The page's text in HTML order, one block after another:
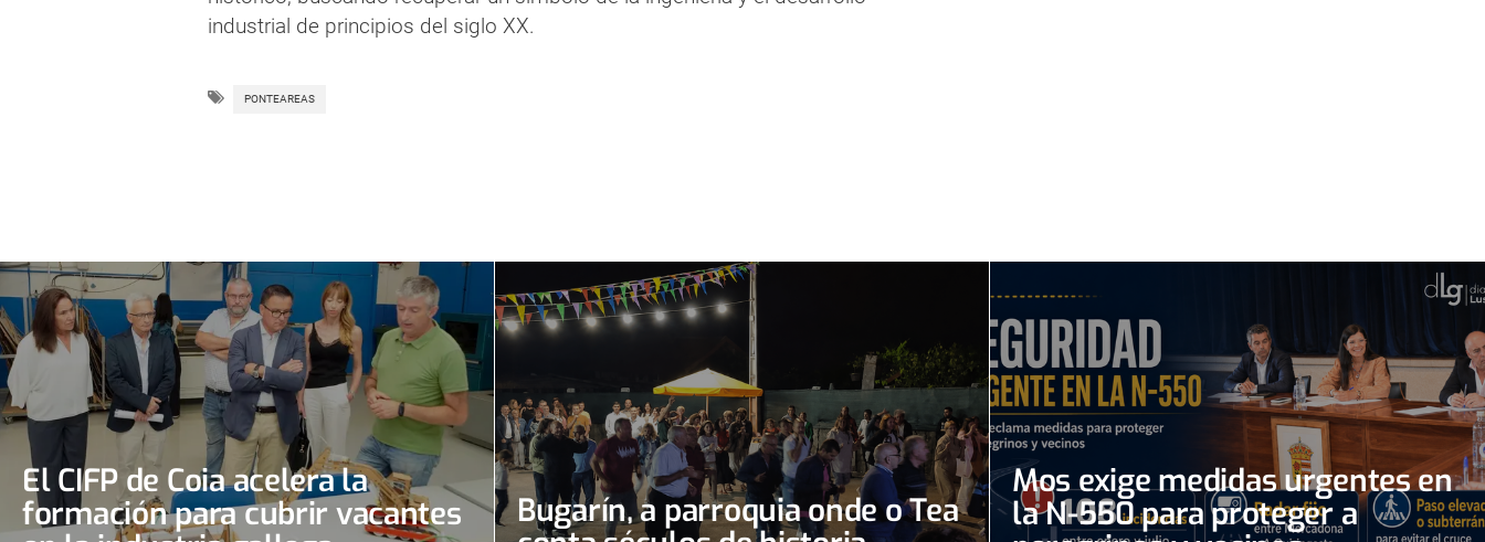
industrial de principios del siglo XX.
PONTEAREAS
El CIFP de Coia acelera la
formación para cubrir vacantes
Bugarín, a parroquia onde o Tea
Mos exige medidas urgentes en
la N-550 para proteger a